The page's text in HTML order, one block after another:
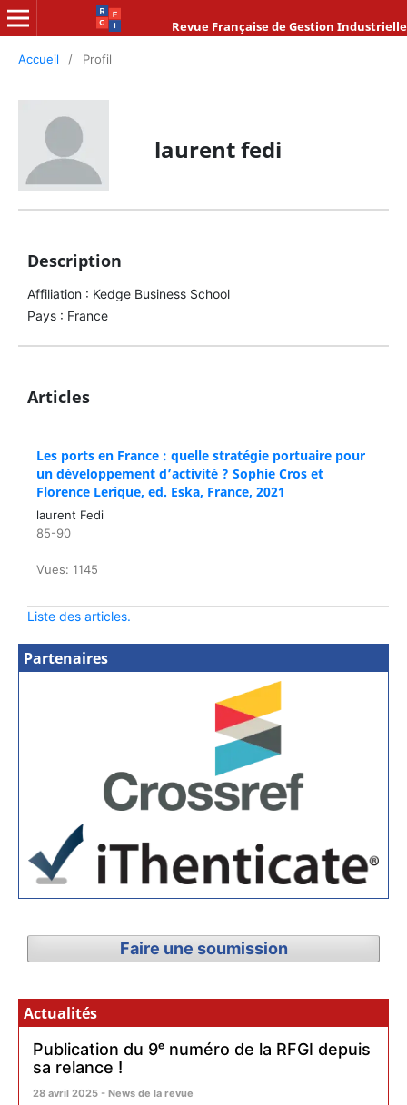
Revue Française de Gestion Industrielle
Accueil / Profil
laurent fedi
Description
Affiliation : Kedge Business School
Pays : France
Articles
Les ports en France : quelle stratégie portuaire pour
un développement d’activité ? Sophie Cros et
Florence Lerique, ed. Eska, France, 2021
laurent Fedi
85-90
Vues: 1145
Liste des articles.
Partenaires
Faire une soumission
Actualités
Publication du 9ᵉ numéro de la RFGI depuis
sa relance !
28 avril 2025 - News de la revue